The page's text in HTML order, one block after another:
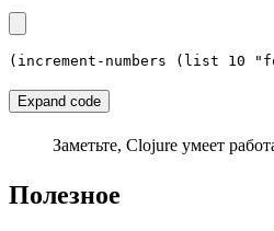
(increment-numbers (list
Expand code
Заметьте, Clojure умеет
Полезное